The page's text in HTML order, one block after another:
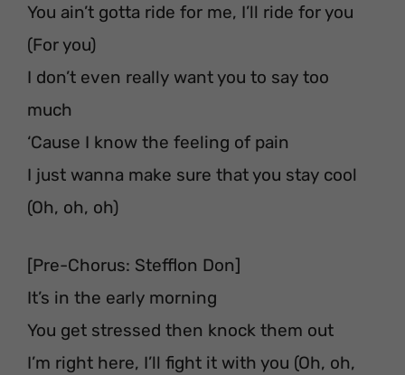
You ain’t gotta ride for me, I’ll ride for you
(For you)
I don’t even really want you to say too
much
‘Cause I know the feeling of pain
I just wanna make sure that you stay cool
(Oh, oh, oh)
[Pre-Chorus: Stefflon Don]
It’s in the early morning
You get stressed then knock them out
I’m right here, I’ll fight it with you (Oh, oh,